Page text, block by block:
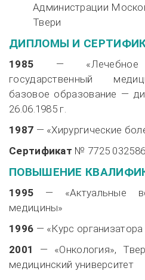
Администрации
Твери
ДИПЛОМЫ И
1985 — «Лечебное
государственный
базовое образование —
26.06.1985 г.
1987 — «Хирургические
Сертификат № 7725
ПОВЫШЕНИЕ
1995 — «Актуальные
медицины»
1996 — «Курс
2001
— «Онкология»,
медицинский университет